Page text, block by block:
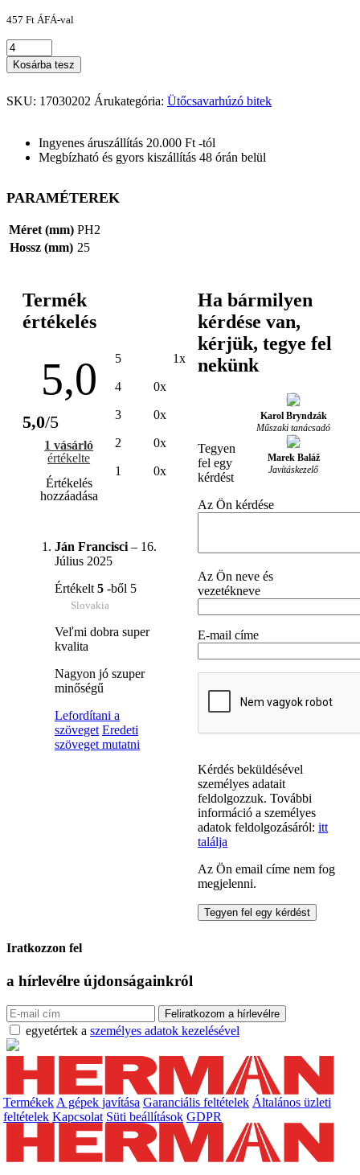
457 Ft ÁFÁ-val
Kosárba tesz
SKU: 17030202 Árukategória: Ütőcsavarhúzó bitek
Ingyenes áruszállítás 20.000 Ft -tól
Megbízható és gyors kiszállítás 48 órán belül
PARAMÉTEREK
Méret (mm) PH2
Hossz (mm) 25
Termék
értékelés
5,0
5,0/5
1 vásárló
értékelte
Értékelés
hozzáadása
5 1x
4 0x
3 0x
2 0x
1 0x
Ján Francisci – 16.
Július 2025
Értékelt 5 -ből 5
Slovakia
Veľmi dobra super
kvalita
Nagyon jó szuper
minőségű
Lefordítani a
szöveget Eredeti
szöveget mutatni
Ha bármilyen
kérdése van,
kérjük, tegye fel
nekünk
Karol Bryndzák
Műszaki tanácsadó
Marek Baláž
Javításkezelő
Tegyen
fel egy
kérdést
Az Ön kérdése
Az Ön neve és
vezetékneve
E-mail címe
Kérdés beküldésével
személyes adatait
feldolgozzuk. További
információ a személyes
adatok feldolgozásáról:itt
találja
Az Ön email címe nem fog
megjelenni.
Iratkozzon fel
a hírlevélre újdonságainkról
egyetértek a személyes adatok kezelésével
Termékek A gépek javítása Garanciális feltételek Általános üzleti
feltételek Kapcsolat Süti beállítások GDPR